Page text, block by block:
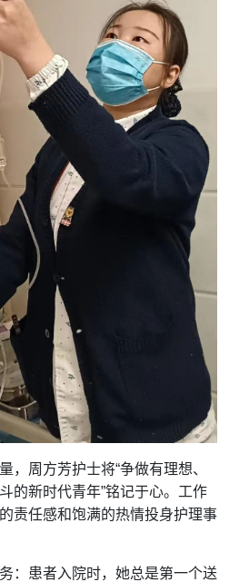
，周方芳护士将“争做有理想、
的新时代青年”铭记于心。工作
责任感和饱满的热情投身护理事
：患者入院时，她总是第一个送